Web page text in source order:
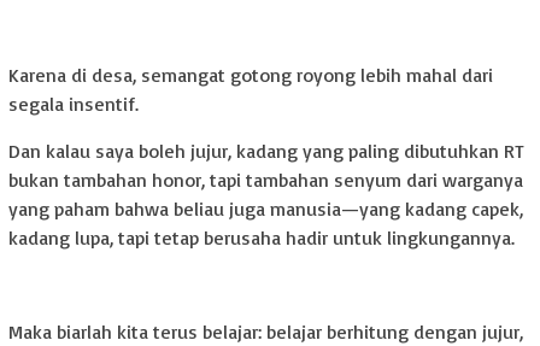
Karena di desa, semangat gotong royong lebih mahal dari
segala insentif.
Dan kalau saya boleh jujur, kadang yang paling dibutuhkan RT
bukan tambahan honor, tapi tambahan senyum dari warganya
yang paham bahwa beliau juga manusia—yang kadang capek,
kadang lupa, tapi tetap berusaha hadir untuk lingkungannya.
Maka biarlah kita terus belajar: belajar berhitung dengan jujur,